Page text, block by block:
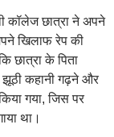
कॉलेज छात्रा ने अपने
खिलाफ रेप की
छात्रा के पिता
झूठी कहानी गढ़ने और
गया, जिस पर
था।